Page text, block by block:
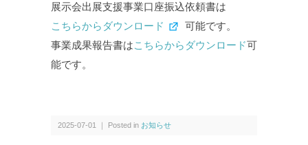
展示会出展支援事業口座振込依頼書は
こちらからダウンロード
可能です。
事業成果報告書はこちらからダウンロード可
能です。
2025-07-01 ｜ Posted in お知らせ